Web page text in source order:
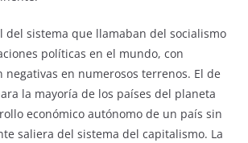
del sistema que llamaban del socialismo
políticas en el mundo, con
negativas en numerosos terrenos. El de
la mayoría de los países del planeta
económico autónomo de un país sin
saliera del sistema del capitalismo. La